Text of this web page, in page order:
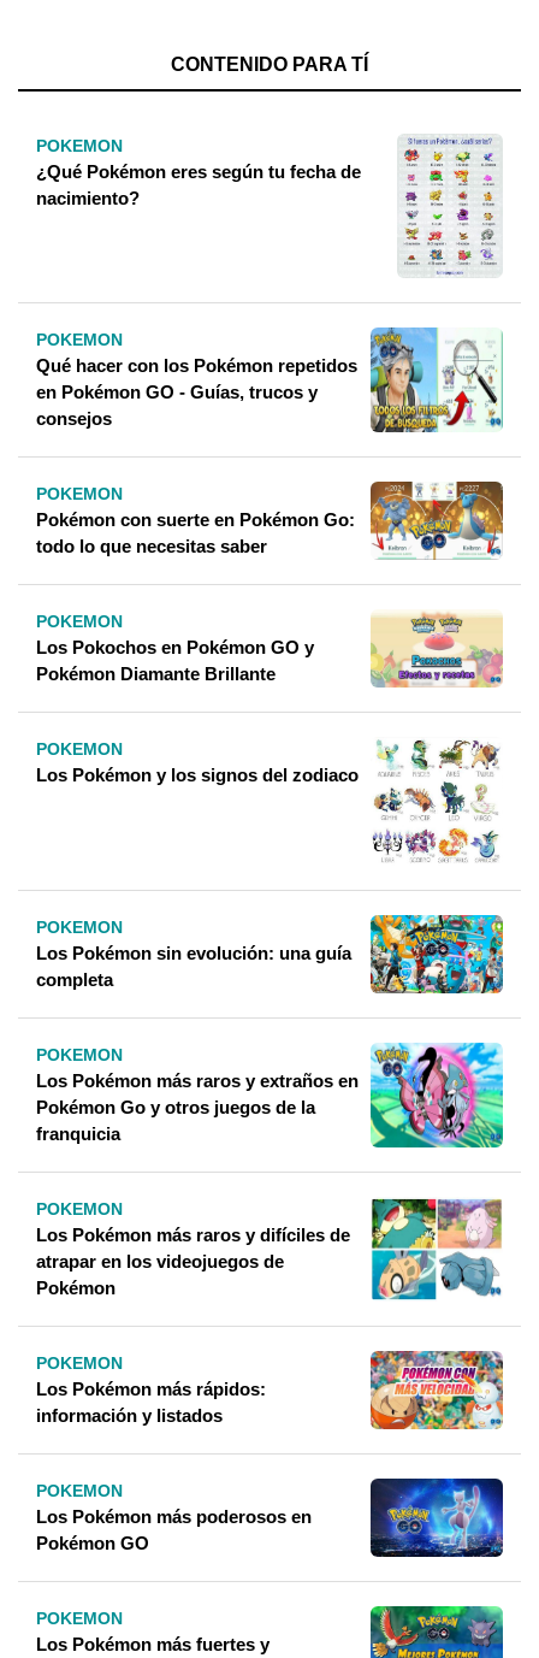
CONTENIDO PARA TÍ
POKEMON
¿Qué Pokémon eres según tu fecha de
nacimiento?
POKEMON
Qué hacer con los Pokémon repetidos
en Pokémon GO - Guías, trucos y
consejos
POKEMON
Pokémon con suerte en Pokémon Go:
todo lo que necesitas saber
POKEMON
Los Pokochos en Pokémon GO y
Pokémon Diamante Brillante
POKEMON
Los Pokémon y los signos del zodiaco
POKEMON
Los Pokémon sin evolución: una guía
completa
POKEMON
Los Pokémon más raros y extraños en
Pokémon Go y otros juegos de la
franquicia
POKEMON
Los Pokémon más raros y difíciles de
atrapar en los videojuegos de
Pokémon
POKEMON
Los Pokémon más rápidos:
información y listados
POKEMON
Los Pokémon más poderosos en
Pokémon GO
POKEMON
Los Pokémon más fuertes y